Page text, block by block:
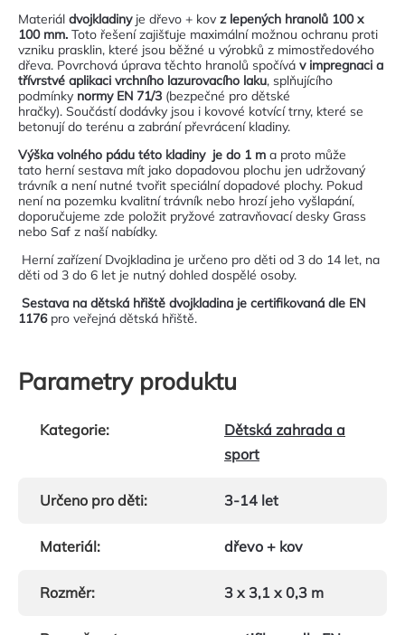
Materiál dvojkladinyje dřevo + kov z lepených hranolů 100 x
100 mm. Toto řešení zajišťuje maximální možnou ochranu proti
vzniku prasklin, které jsou běžné u výrobků z mimostředového
dřeva. Povrchová úprava těchto hranolů spočívá v impregnaci a
třívrstvé aplikaci vrchního lazurovacího laku, splňujícího
podmínky normy EN 71/3 (bezpečné pro dětské
hračky). Součástí dodávky jsou i kovové kotvící trny, které se
betonují do terénu a zabrání převrácení kladiny.
Výška volného pádu této kladiny je do 1 m a proto může
tato herní sestava mít jako dopadovou plochu jen udržovaný
trávník a není nutné tvořit speciální dopadové plochy. Pokud
není na pozemku kvalitní trávník nebo hrozí jeho vyšlapání,
doporučujeme zde položit pryžové zatravňovací desky Grass
nebo Saf z naší nabídky.
Herní zařízení Dvojkladina je určeno pro děti od 3 do 14 let, na
děti od 3 do 6 let je nutný dohled dospělé osoby.
Sestava na dětská hřiště dvojkladina je certifikovaná dle EN
1176pro veřejná dětská hřiště.
Parametry produktu
Kategorie:
Dětská zahrada a
sport
Určeno pro děti: 3-14 let
Materiál: dřevo + kov
Rozměr: 3 x 3,1 x 0,3 m